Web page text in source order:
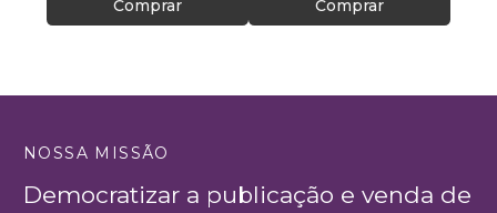
Comprar Comprar
NOSSA MISSÃO
Democratizar a publicação e venda de